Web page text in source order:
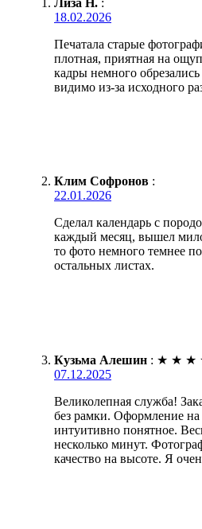
18.02.2026
Печатала старые
плотная, приятная на
кадры немного
видимо из-за исходного
Клим Софронов :
22.01.2026
Сделал календарь с
каждый месяц, вышел
то фото немного темнее
остальных листах.
Кузьма Алешин : ★ ★ ★
07.12.2025
Великолепная служба!
без рамки. Оформление на
интуитивно понятное.
несколько минут.
качество на высоте. Я